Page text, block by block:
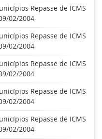
Repasse de ICMS
02/2004
Repasse de ICMS
02/2004
Repasse de ICMS
02/2004
Repasse de ICMS
02/2004
Repasse de ICMS
02/2004